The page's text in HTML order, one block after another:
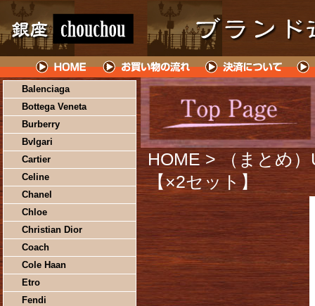
Balenciaga
Bottega Veneta
Burberry
Bvlgari
Cartier
Celine
Chanel
Chloe
Christian Dior
Coach
Cole Haan
Etro
Fendi
HOME > （まとめ
【×2セット】